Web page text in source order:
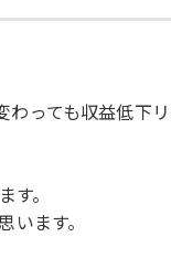
っても収益低下
。
ます。